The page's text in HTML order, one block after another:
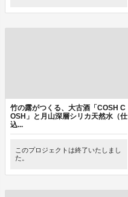
竹の露がつくる、大古酒「COSH C
OSH」と月山深層シリカ天然水（仕
込...
このプロジェクトは終了いたしまし
た。